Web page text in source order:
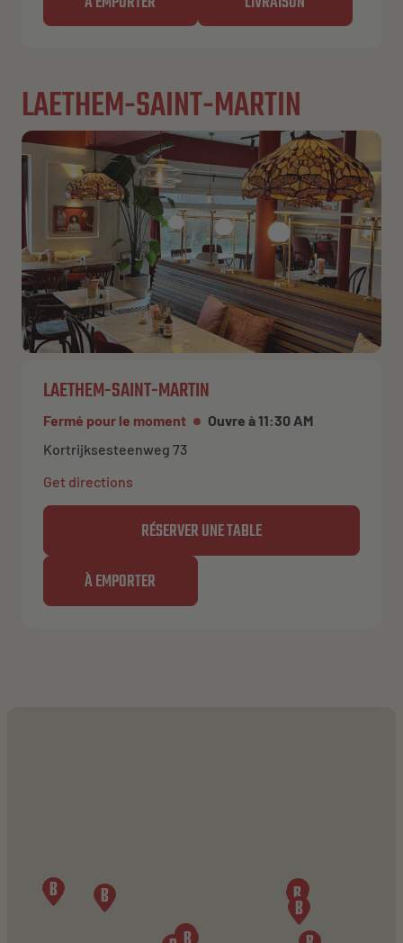
LAETHEM-SAINT-MARTIN
LAETHEM-SAINT-MARTIN
Fermé pour le moment
Ouvre à 11:30 AM
Kortrijksesteenweg 73
Get directions
RÉSERVER UNE TABLE
À EMPORTER